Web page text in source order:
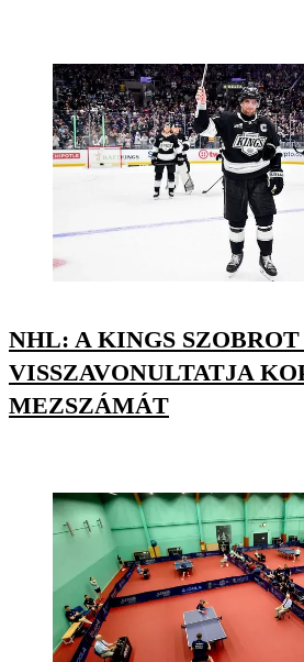
NHL: A KINGS
VISSZAVONULTATJA
MEZSZÁMÁT